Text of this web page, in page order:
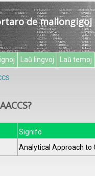
de mallongigoj
Laŭ lingvoj Laŭ temoj
Signifo
Analytical Approach to